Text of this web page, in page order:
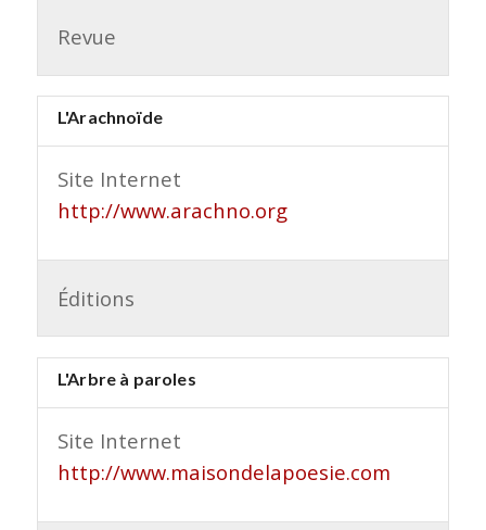
Revue
L'Arachnoïde
Site Internet
http://www.arachno.org
Éditions
L'Arbre à paroles
Site Internet
http://www.maisondelapoesie.com